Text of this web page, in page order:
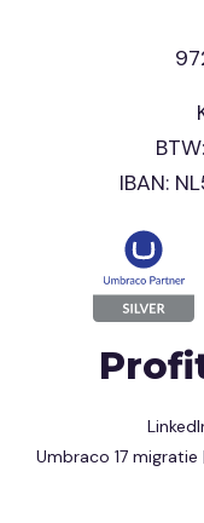
IBAN:
Umbraco 17 migratie |